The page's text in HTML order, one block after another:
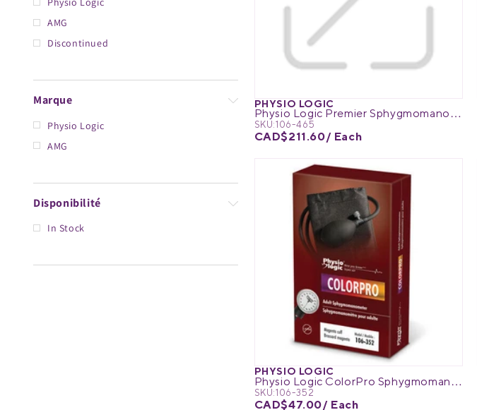
Équipement médical
Gestion de la douleur
Vêtements de protection
Respiratoire
MedPro®
UltraBlok™
ProActive™
AMG
Discontinued
Marque
Physio Logic
AMG
Disponibilité
In Stock
PHYSIO LOGIC
Physio Logic Premier Sphygmomanometer
SKU:106-465
CAD$211.60/ Each
PHYSIO LOGIC
Physio Logic ColorPro Sphygmomanometer
SKU:106-352
CAD$47.00/ Each